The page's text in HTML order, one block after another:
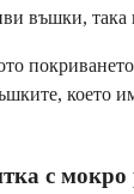
въшки, така
което
с мокро